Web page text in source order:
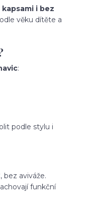
i bez
věku dítěte a
:
podle stylu i
, bez aviváže.
funkční